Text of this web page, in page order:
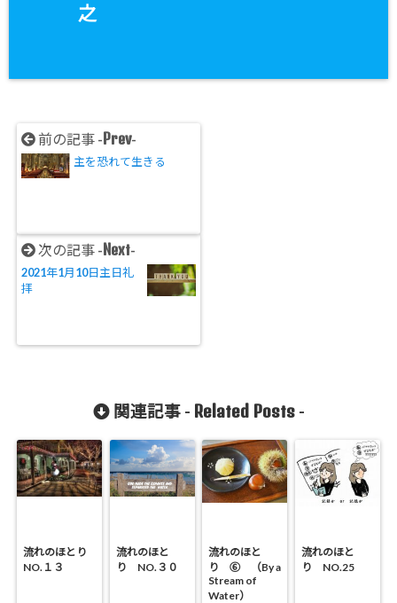
之
前の記事 -Prev-
主を恐れて生きる
次の記事 -Next-
2021年1月10日主日礼
拝
関連記事 - Related Posts-
流れのほとり
NO.１３
流れのほと
り NO.３０
流れのほと
り ⑥ （By a
Stream of
Water）
流れのほと
り NO.25